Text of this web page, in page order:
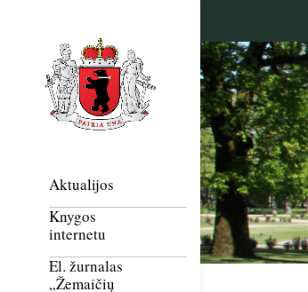
Aktualijos
Knygos
internetu
El. žurnalas
„Žemaičių